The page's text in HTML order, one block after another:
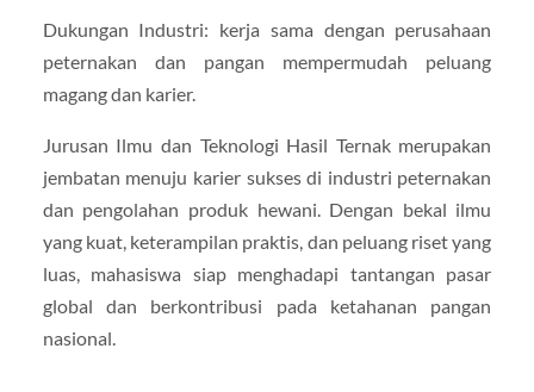
Dukungan Industri: kerja sama dengan perusahaan
peternakan dan pangan mempermudah peluang
magang dan karier.
Jurusan Ilmu dan Teknologi Hasil Ternak merupakan
jembatan menuju karier sukses di industri peternakan
dan pengolahan produk hewani. Dengan bekal ilmu
yang kuat, keterampilan praktis, dan peluang riset yang
luas, mahasiswa siap menghadapi tantangan pasar
global dan berkontribusi pada ketahanan pangan
nasional.